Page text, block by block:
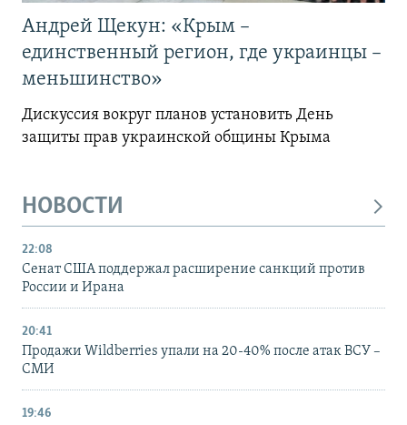
Андрей Щекун: «Крым –
единственный регион, где украинцы –
меньшинство»
Дискуссия вокруг планов установить День
защиты прав украинской общины Крыма
НОВОСТИ
22:08
Сенат США поддержал расширение санкций против
России и Ирана
20:41
Продажи Wildberries упали на 20-40% после атак ВСУ –
СМИ
19:46